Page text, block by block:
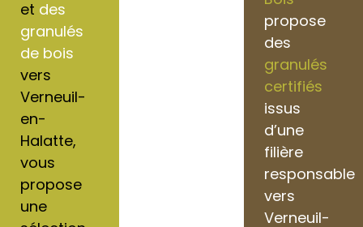
et des
granulés
de bois
vers
Verneuil-
en-
Halatte,
vous
propose
une
propose
des
granulés
certifiés
issus
d’une
filière
responsable
vers
Verneuil-